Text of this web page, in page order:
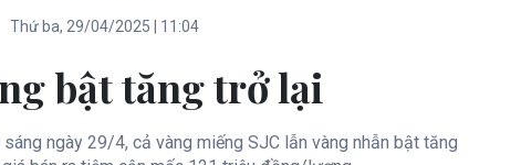
Thứ ba, 29/04/2025 | 11:04
bật tăng trở lại
ngày 29/4, cả vàng miếng SJC lẫn vàng nhẫn bật tăng